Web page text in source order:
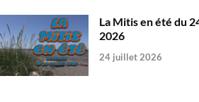
La Mitis en été du
2026
24 juillet 2026